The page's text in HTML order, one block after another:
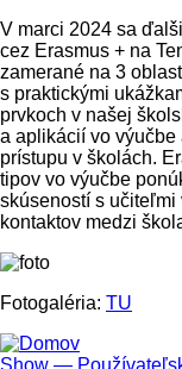
V marci 2024 sa
cez Erasmus + na
zamerané na 3
s praktickými
prvkoch v našej
a aplikácií vo
prístupu v školách.
tipov vo výučbe
skúseností s
kontaktov medzi
Fotogaléria: TU
Show —